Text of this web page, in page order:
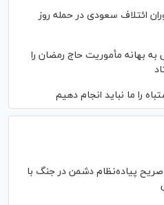
ائتلاف سعودی در حمله روز
بهانه مأموریت حاج رمضان را
را ما نباید انجام دهیم
صریح پیاده‌نظام‌ دشمن در جنگ با